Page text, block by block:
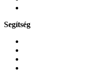
Segítség